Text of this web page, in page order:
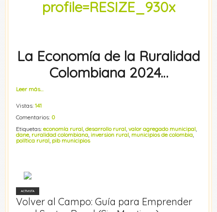
La Economía de la Ruralidad
Colombiana 2024…
Leer más…
Vistas: 141
Comentarios: 0
Etiquetas: economía rural desarrollo rural valor agregado municipal
dane ruralidad colombiana inversion rural municipios de colombia
política rural pib municipios
ACTIVISTA
Volver al Campo: Guía para Emprender